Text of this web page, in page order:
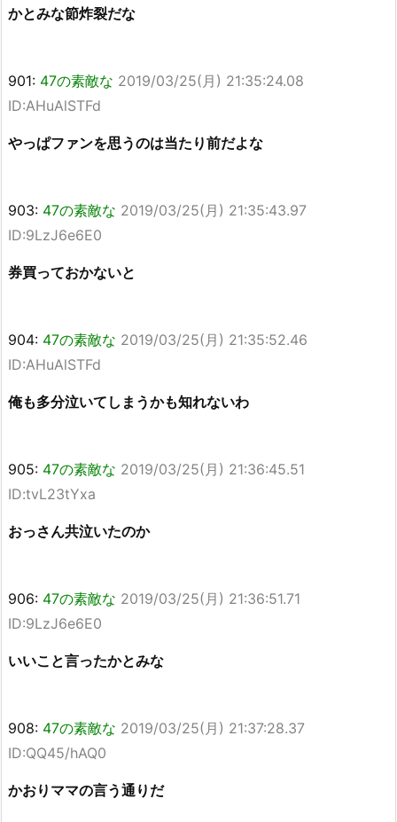
かとみな節炸裂だな
901: 47の素敵な 2019/03/25(月) 21:35:24.08
ID:AHuAlSTFd
やっぱファンを思うのは当たり前だよな
903: 47の素敵な 2019/03/25(月) 21:35:43.97
ID:9LzJ6e6E0
券買っておかないと
904: 47の素敵な 2019/03/25(月) 21:35:52.46
ID:AHuAlSTFd
俺も多分泣いてしまうかも知れないわ
905: 47の素敵な 2019/03/25(月) 21:36:45.51
ID:tvL23tYxa
おっさん共泣いたのか
906: 47の素敵な 2019/03/25(月) 21:36:51.71
ID:9LzJ6e6E0
いいこと言ったかとみな
908: 47の素敵な 2019/03/25(月) 21:37:28.37
ID:QQ45/hAQ0
かおりママの言う通りだ